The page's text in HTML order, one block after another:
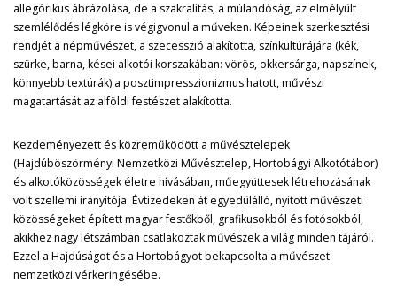
allegórikus ábrázolása, de a szakralitás, a múlandóság, az elmélyült
szemlélődés légköre is végigvonul a műveken. Képeinek szerkesztési
rendjét a népművészet, a szecesszió alakította, színkultúrájára (kék,
szürke, barna, kései alkotói korszakában: vörös, okkersárga, napszínek,
könnyebb textúrák) a posztimpresszionizmus hatott, művészi
magatartását az alföldi festészet alakította.
Kezdeményezett és közreműködött a művésztelepek
(Hajdúböszörményi Nemzetközi Művésztelep, Hortobágyi Alkotótábor)
és alkotóközösségek életre hívásában, műegyüttesek létrehozásának
volt szellemi irányítója. Évtizedeken át egyedülálló, nyitott művészeti
közösségeket épített magyar festőkből, grafikusokból és fotósokból,
akikhez nagy létszámban csatlakoztak művészek a világ minden tájáról.
Ezzel a Hajdúságot és a Hortobágyot bekapcsolta a művészet
nemzetközi vérkeringésébe.